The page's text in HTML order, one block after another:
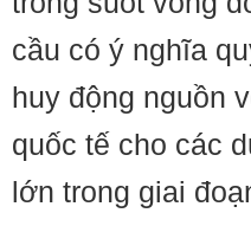
cầu có ý nghĩa
huy động nguồn
quốc tế cho các
lớn trong giai